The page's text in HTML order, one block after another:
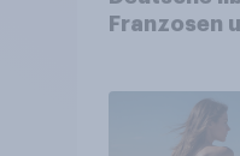
Franzosen